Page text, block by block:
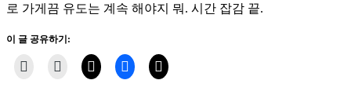
로 가게끔 유도는 계속 해야지 뭐. 시간 잡감 끝.
이 글 공유하기: